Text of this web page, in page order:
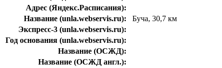
Адрес (Яндекс.Расписания):
Название (unla.webservis.ru):
Буча, 30,7 км
Экспресс-3 (unla.webservis.ru):
Год основания (unla.webservis.ru):
Название (ОСЖД):
Название (ОСЖД англ.):